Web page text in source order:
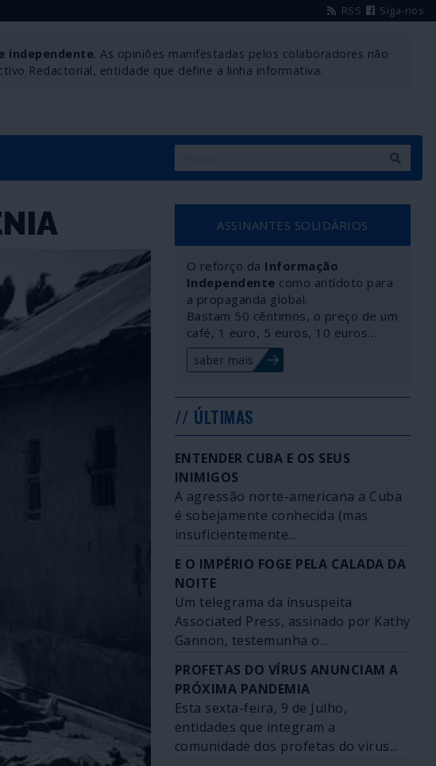
RSS Siga-nos
independente. As opiniões manifestadas pelos colaboradores não
Redactorial, entidade que define a linha informativa.
ASSINANTES SOLIDÁRIOS
O reforço da Informação
Independente como antídoto para
a propaganda global.
Bastam 50 cêntimos, o preço de um
café, 1 euro, 5 euros, 10 euros…
saber mais
// ÚLTIMAS
ENTENDER CUBA E OS SEUS
INIMIGOS
A agressão norte-americana a Cuba
é sobejamente conhecida (mas
insuficientemente...
E O IMPÉRIO FOGE PELA CALADA DA
NOITE
Um telegrama da insuspeita
Associated Press, assinado por Kathy
Gannon, testemunha o...
PROFETAS DO VÍRUS ANUNCIAM A
PRÓXIMA PANDEMIA
Esta sexta-feira, 9 de Julho,
entidades que integram a
comunidade dos profetas do vírus...